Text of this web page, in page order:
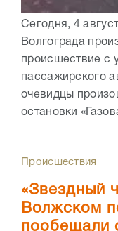
Сегодня, 4
Волгограда
происшествие с
пассажирского
очевидцы
остановки
Происшествия
«Звездный
Волжском
пообещали